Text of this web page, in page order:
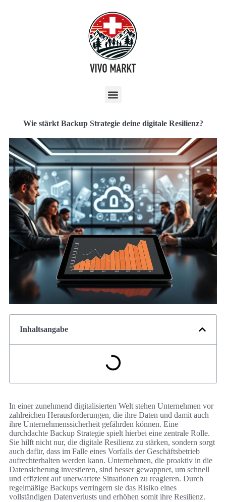
Wie stärkt Backup Strategie deine digitale Resilienz?
Inhaltsangabe
In einer zunehmend digitalisierten Welt stehen Unternehmen vor
zahlreichen Herausforderungen, die ihre Daten und damit auch
ihre Unternehmenssicherheit gefährden können. Eine
durchdachte Backup Strategie spielt hierbei eine zentrale Rolle.
Sie hilft nicht nur, die digitale Resilienz zu stärken, sondern sorgt
auch dafür, dass im Falle eines Vorfalls der Geschäftsbetrieb
aufrechterhalten werden kann. Unternehmen, die proaktiv in die
Datensicherung investieren, sind besser gewappnet, um schnell
und effizient auf unerwartete Situationen zu reagieren. Durch
regelmäßige Backups verringern sie das Risiko eines
vollständigen Datenverlusts und erhöhen somit ihre Resilienz.